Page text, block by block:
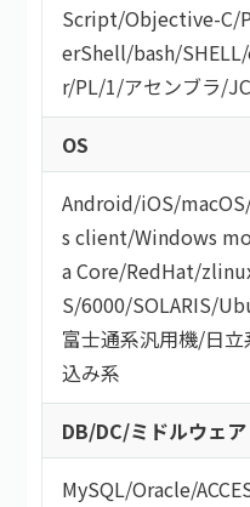
Script/Objective-C/
erShell/bash/SHELL/
r/PL/1/アセンブラ/
OS
Android/iOS/macOS
s client/Windows
a Core/RedHat/
S/6000/SOLARIS/
富士通系汎用機/日立
込み系
DB/DC/ミドルウェア
MySQL/Oracle/